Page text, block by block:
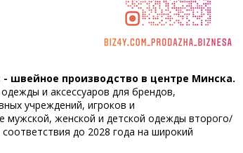
швейное производство в центре Минска.
и аксессуаров для брендов,
учреждений, игроков и
мужской, женской и детской одежды второго/
до 2028 года на широкий